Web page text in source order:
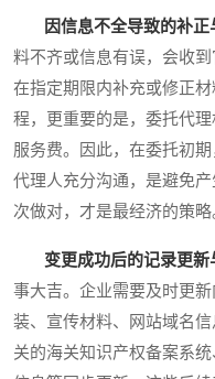
因信息不全导致的补
料不齐或信息有误，会收
在指定期限内补充或修正
程，更重要的是，委托代
服务费。因此，在委托初
代理人充分沟通，是避免
次做对，才是最经济的策略
变更成功后的记录更新
事大吉。企业需要及时更
装、宣传材料、网站域名
关的海关知识产权备案系